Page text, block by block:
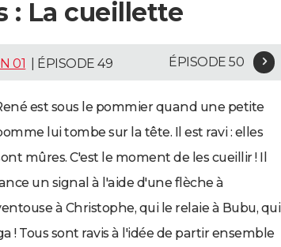
: La cueillette
01 | ÉPISODE 49 ÉPISODE 50
est sous le pommier quand une petite
lui tombe sur la tête. Il est ravi : elles
mûres. C'est le moment de les cueillir ! Il
un signal à l'aide d'une flèche à
à Christophe, qui le relaie à Bubu, qui
! Tous sont ravis à l'idée de partir ensemble